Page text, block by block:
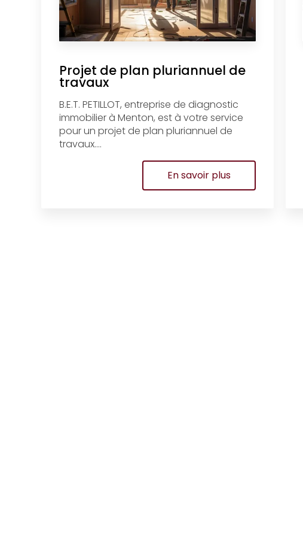
Projet de plan pluriannuel de
travaux
B.E.T. PETILLOT, entreprise de diagnostic
immobilier à Menton, est à votre service
pour un projet de plan pluriannuel de
travaux....
En savoir plus